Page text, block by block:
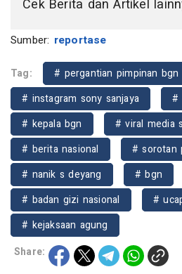
Cek Berita dan Artikel
Sumber: reportase
Tag:
# pergantian pimpinan bgn
# instagram sony sanjaya
#
# kepala bgn
# viral media
# berita nasional
# sorotan
# nanik s deyang
# bgn
# badan gizi nasional
#
# kejaksaan agung
Share: